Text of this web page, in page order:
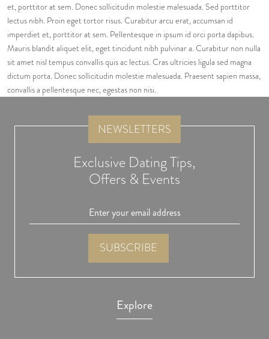
et, porttitor at sem. Donec sollicitudin molestie malesuada. Sed porttitor
lectus nibh. Proin eget tortor risus. Curabitur arcu erat, accumsan id
imperdiet et, porttitor at sem. Pellentesque in ipsum id orci porta dapibus.
Mauris blandit aliquet elit, eget tincidunt nibh pulvinar a. Curabitur non nulla
sit amet nisl tempus convallis quis ac lectus. Cras ultricies ligula sed magna
dictum porta. Donec sollicitudin molestie malesuada. Praesent sapien massa,
convallis a pellentesque nec, egestas non nisi.
NEWSLETTERS
Exclusive Dating Tips,
Offers & Events
Explore